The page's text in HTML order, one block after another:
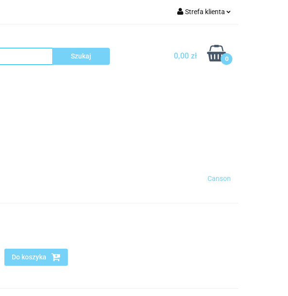
Strefa klienta
Zarejestruj się
Dodaj zgłoszenie
0,00 zł 0
Canson
Do koszyka